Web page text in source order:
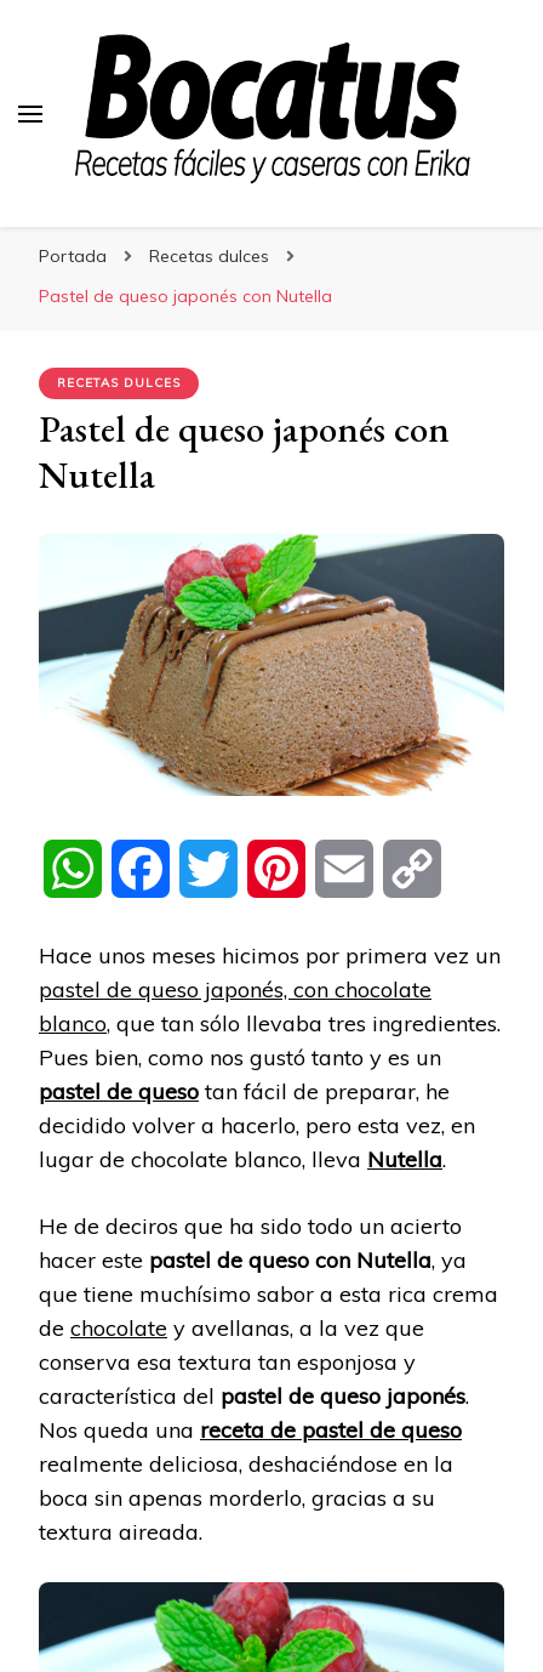
Portada
Recetas dulces
Pastel de queso japonés con Nutella
RECETAS DULCES
Pastel de queso japonés con
Nutella
WhatsAppFacebook Twitter Pinterest Email
Hace unos meses hicimos por primera vez un
pastel de queso japonés, con chocolate
blanco, que tan sólo llevaba tres ingredientes.
Pues bien, como nos gustó tanto y es un
pastel de quesotan fácil de preparar, he
decidido volver a hacerlo, pero esta vez, en
lugar de chocolate blanco, lleva Nutella.
He de deciros que ha sido todo un acierto
hacer este pastel de queso con Nutella, ya
que tiene muchísimo sabor a esta rica crema
de chocolate y avellanas, a la vez que
conserva esa textura tan esponjosa y
característica del pastel de queso japonés.
Nos queda una receta de pastel de queso
realmente deliciosa, deshaciéndose en la
boca sin apenas morderlo, gracias a su
textura aireada.